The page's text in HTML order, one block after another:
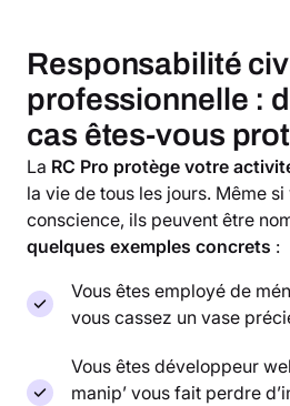
Responsabilité
professionnelle :
cas êtes-vous
La RC Pro protège votre
la vie de tous les jours. Même si
conscience, ils peuvent être
quelques exemples concrets :
Vous êtes employé de
vous cassez un vase
Vous êtes développeur
manip’ vous fait perdre